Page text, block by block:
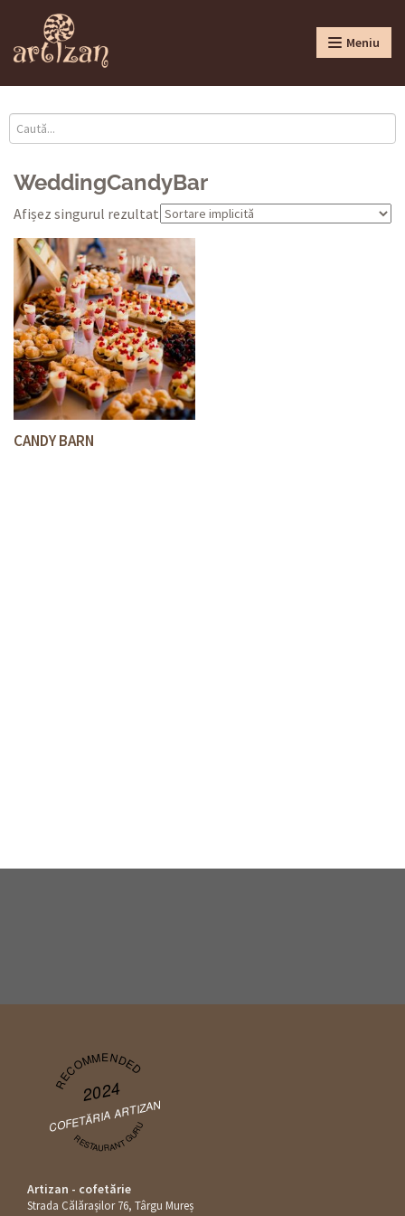
Meniu
WeddingCandyBar
Afișez singurul rezultat
CANDY BARN
RECOMMENDED
2024
COFETĂRIA ARTIZAN
RESTAURANT GURU
Artizan - cofetărie
Strada Călăraşilor 76, Târgu Mureș